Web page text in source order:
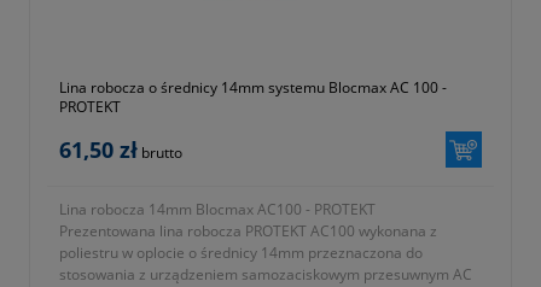
Lina robocza o średnicy 14mm systemu Blocmax AC 100 -
PROTEKT
61,50 zł brutto
Lina robocza 14mm Blocmax AC100 - PROTEKT
Prezentowana lina robocza PROTEKT AC100 wykonana z
poliestru w oplocie o średnicy 14mm przeznaczona do
stosowania z urządzeniem samozaciskowym przesuwnym AC